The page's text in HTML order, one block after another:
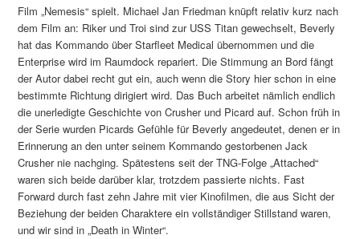
Film „Nemesis“ spielt. Michael Jan Friedman knüpft relativ kurz nach
dem Film an: Riker und Troi sind zur USS Titan gewechselt, Beverly
hat das Kommando über Starfleet Medical übernommen und die
Enterprise wird im Raumdock repariert. Die Stimmung an Bord fängt
der Autor dabei recht gut ein, auch wenn die Story hier schon in eine
bestimmte Richtung dirigiert wird. Das Buch arbeitet nämlich endlich
die unerledigte Geschichte von Crusher und Picard auf. Schon früh in
der Serie wurden Picards Gefühle für Beverly angedeutet, denen er in
Erinnerung an den unter seinem Kommando gestorbenen Jack
Crusher nie nachging. Spätestens seit der TNG-Folge „Attached“
waren sich beide darüber klar, trotzdem passierte nichts. Fast
Forward durch fast zehn Jahre mit vier Kinofilmen, die aus Sicht der
Beziehung der beiden Charaktere ein vollständiger Stillstand waren,
und wir sind in „Death in Winter“.